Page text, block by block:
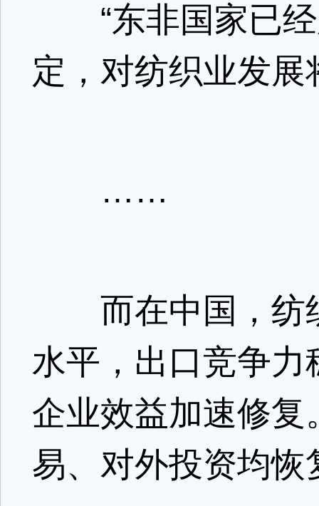
“东非国家已经
定，对纺织业发展
……
而在中国，纺
水平，出口竞争
企业效益加速修
易、对外投资均